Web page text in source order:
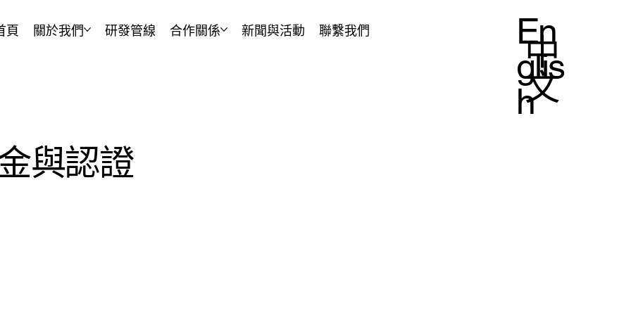
頁 關於我們 研發管線 合作關係 新聞與活動 聯繫我們
En
glis
h
中
文
與認證